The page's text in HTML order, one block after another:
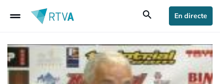
drag_handle search En directe